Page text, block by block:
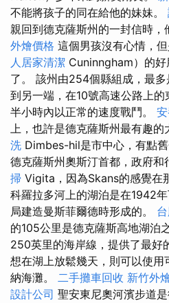
不能將孩子的同在給他的妹妹。
親回到德克薩斯州的一封信時，
外燴價格 這個男孩沒有心情，
人居家清潔 Cuninngham）的
了。 該州由254個縣組成，最多
到另一端，在10號高速公路上
半小時內以正常的速度戰鬥。
上，也許是德克薩斯州最有趣的
洗 Dimbes-hil是市中心，有點舊
德克薩斯州奧斯汀首都，政府
掃 Vigita，因為Skans的感覺在
科羅拉多河上的湖泊是在1942
局建造曼斯菲爾德時形成的。
的105公里是德克薩斯高地湖泊
250英里的海岸線，提供了最好
想在湖上放鬆幾天，則可以使
納海灘。 二手攤車回收 新竹外
設計公司 聖安東尼奧河濱步道